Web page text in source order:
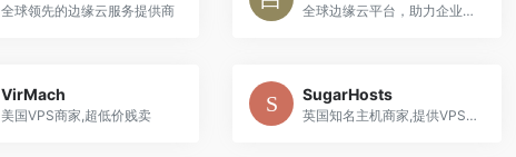
全球领先的边缘云服务提供商 全球边缘云平台，助力企业出海
VirMach
美国VPS商家,超低价贱卖
SugarHosts
英国知名主机商家,提供VPS (机械盘和SSD，基于XEN，也有windows)